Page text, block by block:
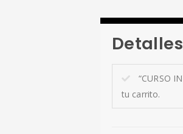
“CURSO
tu carrito.